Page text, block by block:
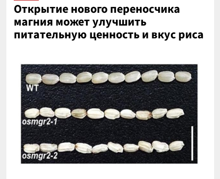
Открытие нового переносчика
магния может улучшить
питательную ценность и вкус риса